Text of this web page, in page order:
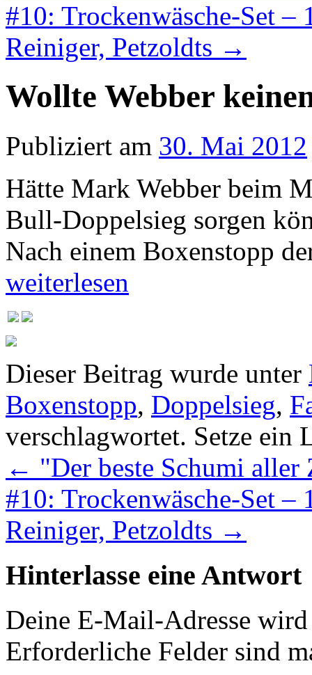
#10: Trockenwäsche-Set
Reiniger, Petzoldts →
Wollte Webber
Publiziert am 30. Mai 2012
Hätte Mark Webber beim
Bull-Doppelsieg sorgen
Nach einem Boxenstopp
weiterlesen
Dieser Beitrag wurde unter
Boxenstopp, Doppelsieg,
verschlagwortet. Setze ein
← "Der beste Schumi aller
#10: Trockenwäsche-Set
Reiniger, Petzoldts →
Hinterlasse eine Antwort
Deine E-Mail-Adresse
Erforderliche Felder sind